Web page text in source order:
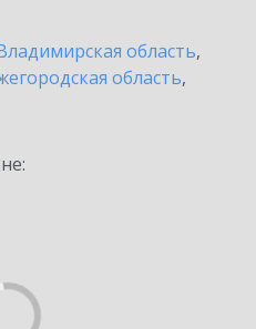
область,
область,